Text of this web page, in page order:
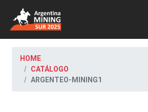
HOME
CATÁLOGO
ARGENTEO-MINING1